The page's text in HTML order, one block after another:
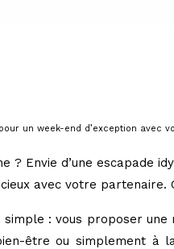
un week-end d’exception avec
? Envie d’une escapade
avec votre partenaire.
: vous proposer
être ou simplement à